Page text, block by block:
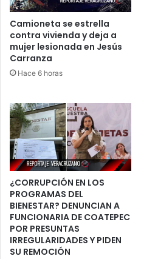
Camioneta se estrella
contra vivienda y deja a
mujer lesionada en Jesús
Carranza
Hace 6 horas
¿CORRUPCIÓN EN LOS
PROGRAMAS DEL
BIENESTAR? DENUNCIAN A
FUNCIONARIA DE COATEPEC
POR PRESUNTAS
IRREGULARIDADES Y PIDEN
SU REMOCIÓN